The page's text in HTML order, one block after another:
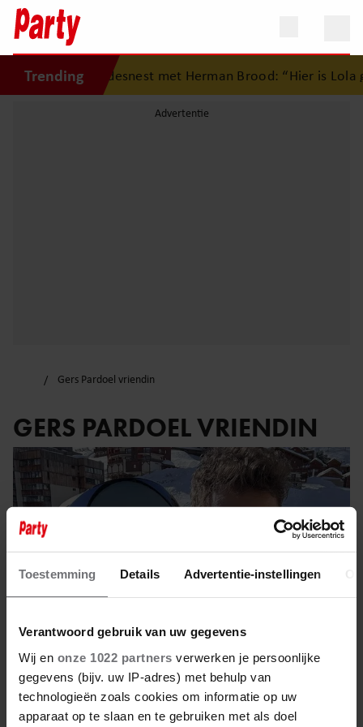
Toestemming Details Advertentie-instellingen
Verantwoord gebruik van uw gegevens
Wij en onze 1022 partners verwerken je persoonlijke
gegevens (bijv. uw IP-adres) met behulp van
technologieën zoals cookies om informatie op uw
apparaat op te slaan en te gebruiken met als doel
Trending
op eerste liefdesnest met Herman Brood: “Hier is Lola
Gers Pardoel vriendin
GERS PARDOEL VRIENDIN
16 april 2024